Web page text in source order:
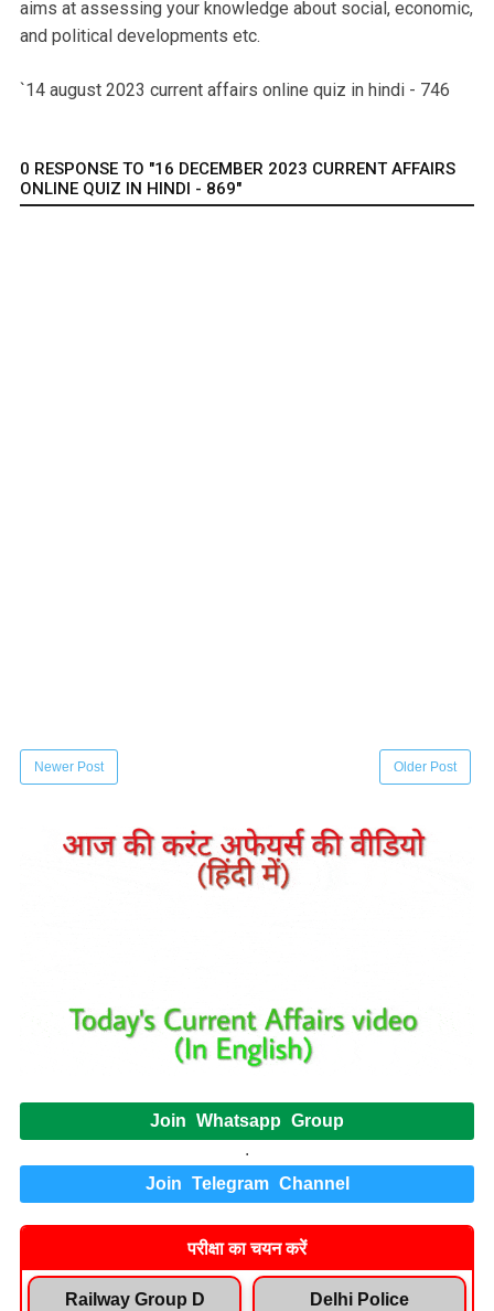
aims at assessing your knowledge about social, economic,
and political developments etc.
`14 august 2023 current affairs online quiz in hindi - 746
0 RESPONSE TO "16 DECEMBER 2023 CURRENT AFFAIRS
ONLINE QUIZ IN HINDI - 869"
Newer Post Older Post
Join Whatsapp Group
.
Join Telegram Channel
परीक्षा का चयन करें
Railway Group D Delhi Police